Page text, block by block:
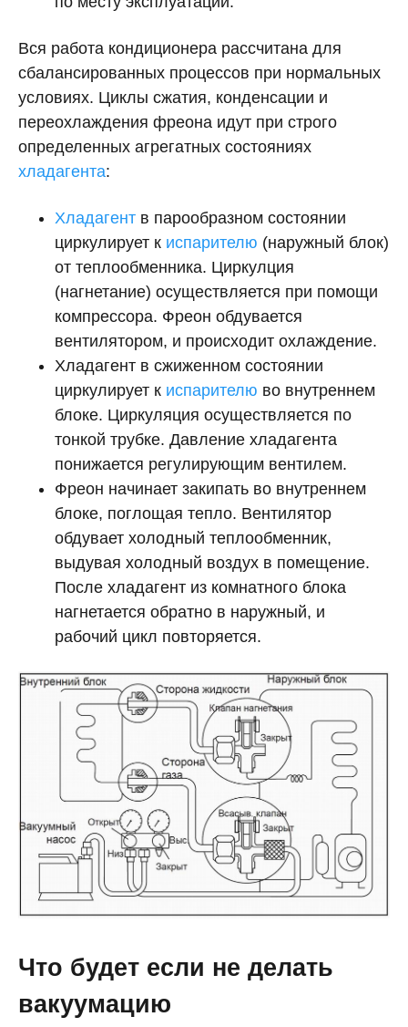
Вся работа кондиционера рассчитана для
сбалансированных процессов при нормальных
условиях. Циклы сжатия, конденсации и
переохлаждения фреона идут при строго
определенных агрегатных состояниях
хладагента:
Хладагент в парообразном состоянии
циркулирует к испарителю (наружный блок)
от теплообменника. Циркулция
(нагнетание) осуществляется при помощи
компрессора. Фреон обдувается
вентилятором, и происходит охлаждение.
Хладагент в сжиженном состоянии
циркулирует к испарителю во внутреннем
блоке. Циркуляция осуществляется по
тонкой трубке. Давление хладагента
понижается регулирующим вентилем.
Фреон начинает закипать во внутреннем
блоке, поглощая тепло. Вентилятор
обдувает холодный теплообменник,
выдувая холодный воздух в помещение.
После хладагент из комнатного блока
нагнетается обратно в наружный, и
рабочий цикл повторяется.
Что будет если не делать
вакуумацию